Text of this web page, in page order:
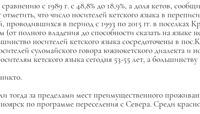
с 1989 г. с 48,8% до 18,9%, а доля кетов,
что число носителей кетского языка в
в период с 1993 по 2015 гг. в поселках
полного владения до способности сказать на языке
носителей кетского языка сосредоточены в
суломайского говора южнокетского диалекта и
кетского языка сегодня 53-55 лет, а большинству
тогда за пределами мест преимущественного
по программе переселения с Севера. Среди